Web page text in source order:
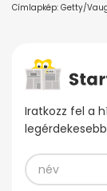
Címlapkép: Getty/
Iratkozz fel a